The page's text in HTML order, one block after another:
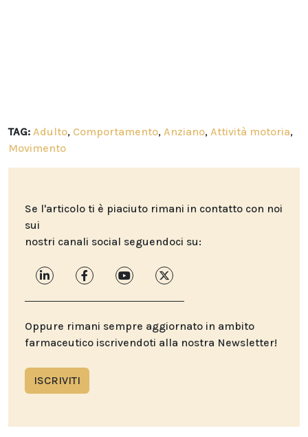
TAG: Adulto, Comportamento, Anziano, Attività motoria,
Movimento
Se l'articolo ti è piaciuto rimani in contatto con noi
sui
nostri canali social seguendoci su:
Oppure rimani sempre aggiornato in ambito
farmaceutico iscrivendoti alla nostra Newsletter!
ISCRIVITI